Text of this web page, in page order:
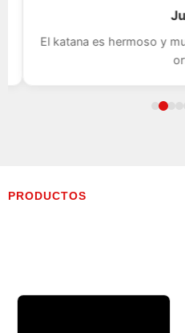
Juan
El katana es hermoso y
PRODUCTOS